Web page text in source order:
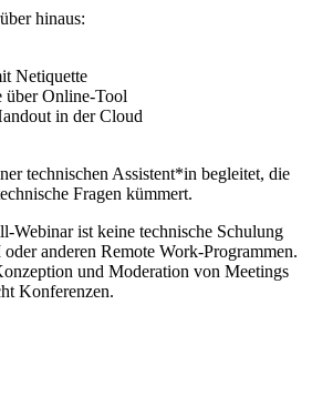
hinaus:
Netiquette
über Online-Tool
in der Cloud
technischen Assistent*in begleitet, die
Fragen kümmert.
Webinar ist keine technische Schulung
anderen Remote Work-Programmen.
und Moderation von Meetings
Konferenzen.